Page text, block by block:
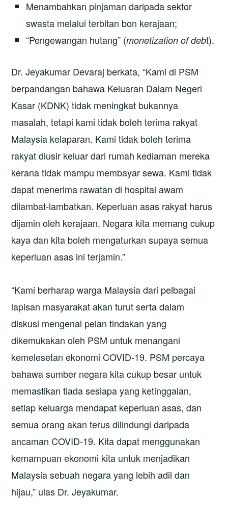
Menambahkan pinjaman daripada sektor
swasta melalui terbitan bon kerajaan;
“Pengewangan hutang” (monetization of debt).
Dr. Jeyakumar Devaraj berkata, “Kami di PSM
berpandangan bahawa Keluaran Dalam Negeri
Kasar (KDNK) tidak meningkat bukannya
masalah, tetapi kami tidak boleh terima rakyat
Malaysia kelaparan. Kami tidak boleh terima
rakyat diusir keluar dari rumah kediaman mereka
kerana tidak mampu membayar sewa. Kami tidak
dapat menerima rawatan di hospital awam
dilambat-lambatkan. Keperluan asas rakyat harus
dijamin oleh kerajaan. Negara kita memang cukup
kaya dan kita boleh mengaturkan supaya semua
keperluan asas ini terjamin.”
“Kami berharap warga Malaysia dari pelbagai
lapisan masyarakat akan turut serta dalam
diskusi mengenai pelan tindakan yang
dikemukakan oleh PSM untuk menangani
kemelesetan ekonomi COVID-19. PSM percaya
bahawa sumber negara kita cukup besar untuk
memastikan tiada sesiapa yang ketinggalan,
setiap keluarga mendapat keperluan asas, dan
semua orang akan terus dilindungi daripada
ancaman COVID-19. Kita dapat menggunakan
kemampuan ekonomi kita untuk menjadikan
Malaysia sebuah negara yang lebih adil dan
hijau,” ulas Dr. Jeyakumar.